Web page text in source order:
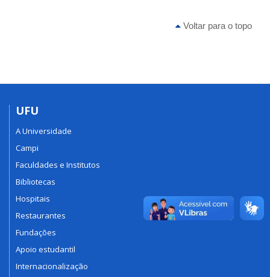
Voltar para o topo
UFU
A Universidade
Campi
Faculdades e Institutos
Bibliotecas
Hospitais
Restaurantes
Fundações
Apoio estudantil
Internacionalização